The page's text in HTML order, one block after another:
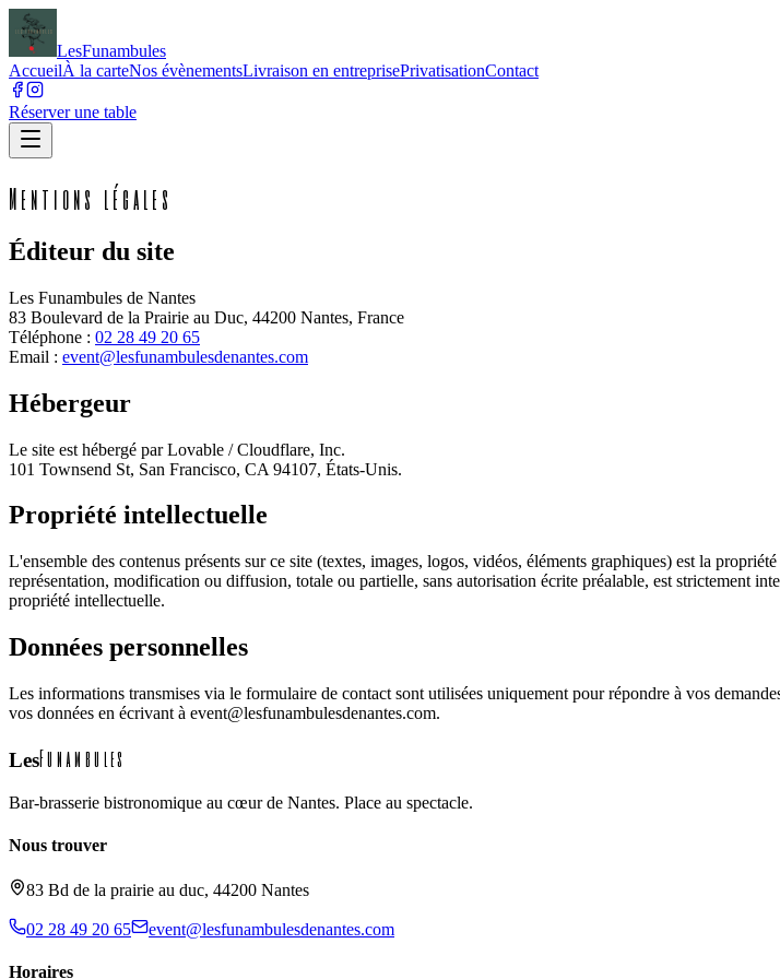
LesFunambules
AccueilÀ la carteNos évènementsLivraison en entreprisePrivatisationContact
Réserver une table
Mentions légales
Éditeur du site
Les Funambules de Nantes
83 Boulevard de la Prairie au Duc, 44200 Nantes, France
Téléphone : 02 28 49 20 65
Email : event@lesfunambulesdenantes.com
Hébergeur
Le site est hébergé par Lovable / Cloudflare, Inc.
101 Townsend St, San Francisco, CA 94107, États-Unis.
Propriété intellectuelle
L'ensemble des contenus présents sur ce site (textes, images, logos, vidéos, éléments graphiques) est la
représentation, modification ou diffusion, totale ou partielle, sans autorisation écrite préalable, est strictement
propriété intellectuelle.
Données personnelles
Les informations transmises via le formulaire de contact sont utilisées uniquement pour répondre à vos
vos données en écrivant à event@lesfunambulesdenantes.com.
LesFunambules
Bar-brasserie bistronomique au cœur de Nantes. Place au spectacle.
Nous trouver
83 Bd de la prairie au duc, 44200 Nantes
02 28 49 20 65 event@lesfunambulesdenantes.com
Horaires